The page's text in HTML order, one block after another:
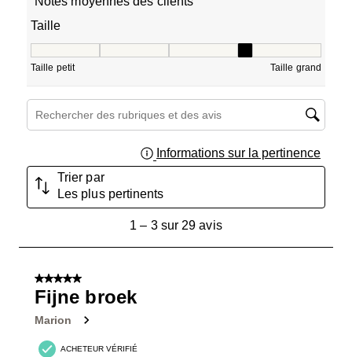
Taille
Taille petit Taille grand
Zone de recherche de sujet et d'avis
Informations sur la pertinence
Trier par
Les plus pertinents
sur
avis.
1 – 3 sur 29 avis
5 sur 5 étoiles.
Fijne broek
Marion
ACHETEUR VÉRIFIÉ